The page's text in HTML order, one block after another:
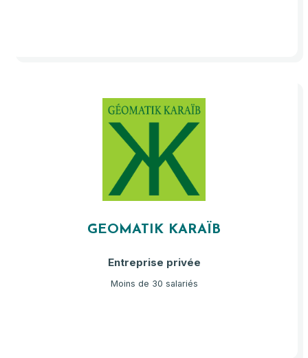
GEOMATIK KARAÏB
Entreprise privée
Moins de 30 salariés